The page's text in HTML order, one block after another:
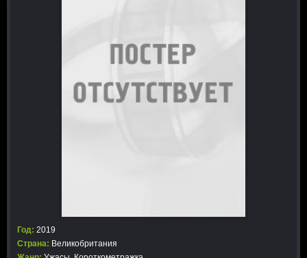
Год: 2019
Страна: Великобритания